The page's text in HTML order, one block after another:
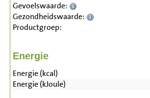
Gevoelswaarde:
Gezondheidswaarde:
Productgroep:
Energie
Energie (kcal)
Energie (kJoule)